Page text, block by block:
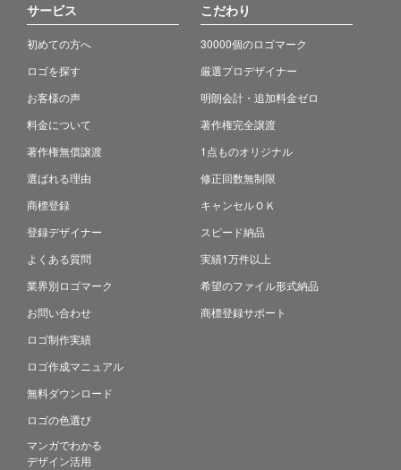
サービス
初めての方へ
ロゴを探す
お客様の声
料金について
著作権無償譲渡
選ばれる理由
商標登録
登録デザイナー
よくある質問
業界別ロゴマーク
お問い合わせ
ロゴ制作実績
ロゴ作成マニュアル
無料ダウンロード
ロゴの色選び
マンガでわかる
デザイン活用
こだわり
30000個のロゴマーク
厳選プロデザイナー
明朗会計・追加料金ゼロ
著作権完全譲渡
1点ものオリジナル
修正回数無制限
キャンセルＯＫ
スピード納品
実績1万件以上
希望のファイル形式納品
商標登録サポート